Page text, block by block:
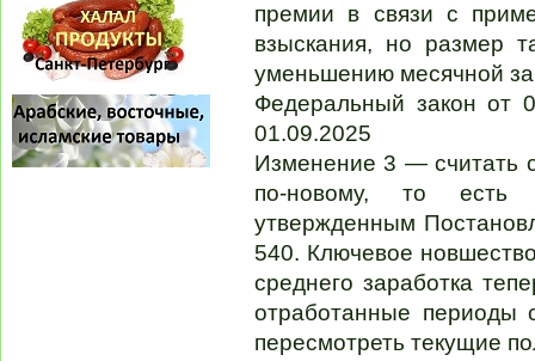
премии в связи с
взыскания, но размер
уменьшению месячной
Федеральный закон от
01.09.2025
Изменение 3 — считать
по-новому, то есть
утвержденным
540. Ключевое
среднего заработка
отработанные периоды
пересмотреть текущие